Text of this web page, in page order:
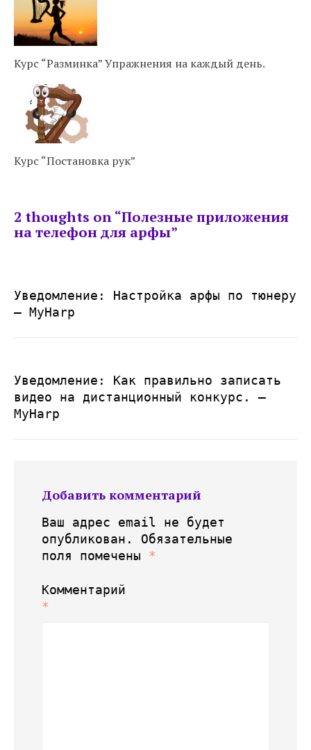
Курс “Разминка” Упражнения на каждый день.
Курс “Постановка рук”
2 thoughts on “Полезные приложения
на телефон для арфы”
Уведомление: Настройка арфы по тюнеру
— MyHarp
Уведомление: Как правильно записать
видео на дистанционный конкурс. —
MyHarp
Добавить комментарий
Ваш адрес email не будет
опубликован.
Обязательные
поля помечены *
Комментарий
*